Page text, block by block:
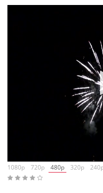
1080p
720p 480p 320p